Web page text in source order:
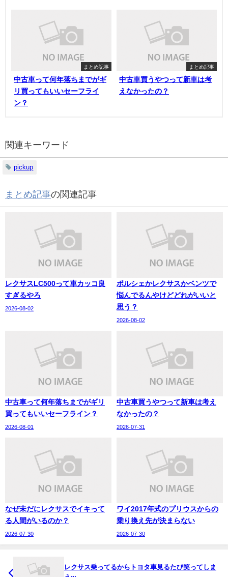
まとめ記事
中古車って何年落ちまでがギ
リ買ってもいいセーフライ
ン？
まとめ記事
中古車買うやつって新車は考
えなかったの？
関連キーワード
pickup
まとめ記事の関連記事
レクサスLC500って車カッコ良
すぎるやろ
2026-08-02
ポルシェかレクサスかベンツで
悩んでるんやけどどれがいいと
思う？
2026-08-02
中古車って何年落ちまでがギリ
買ってもいいセーフライン？
2026-08-01
中古車買うやつって新車は考え
なかったの？
2026-07-31
なぜ未だにレクサスでイキって
る人間がいるのか？
2026-07-30
ワイ2017年式のプリウスからの
乗り換え先が決まらない
2026-07-30
レクサス乗ってるからトヨタ車見るたび笑ってしま